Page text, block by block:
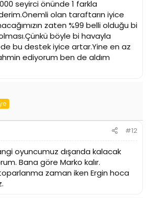
seyirci önünde 1 farkla
olan taraftarın iyice
zaten %99 belli olduğu bi
böyle bi havayla
bu destek iyice artar.Yine en az
ediyorum ben de aldım
#12
oyuncumuz dışarıda kalacak
Bana göre Marko kalır.
zaman iken Ergin hoca